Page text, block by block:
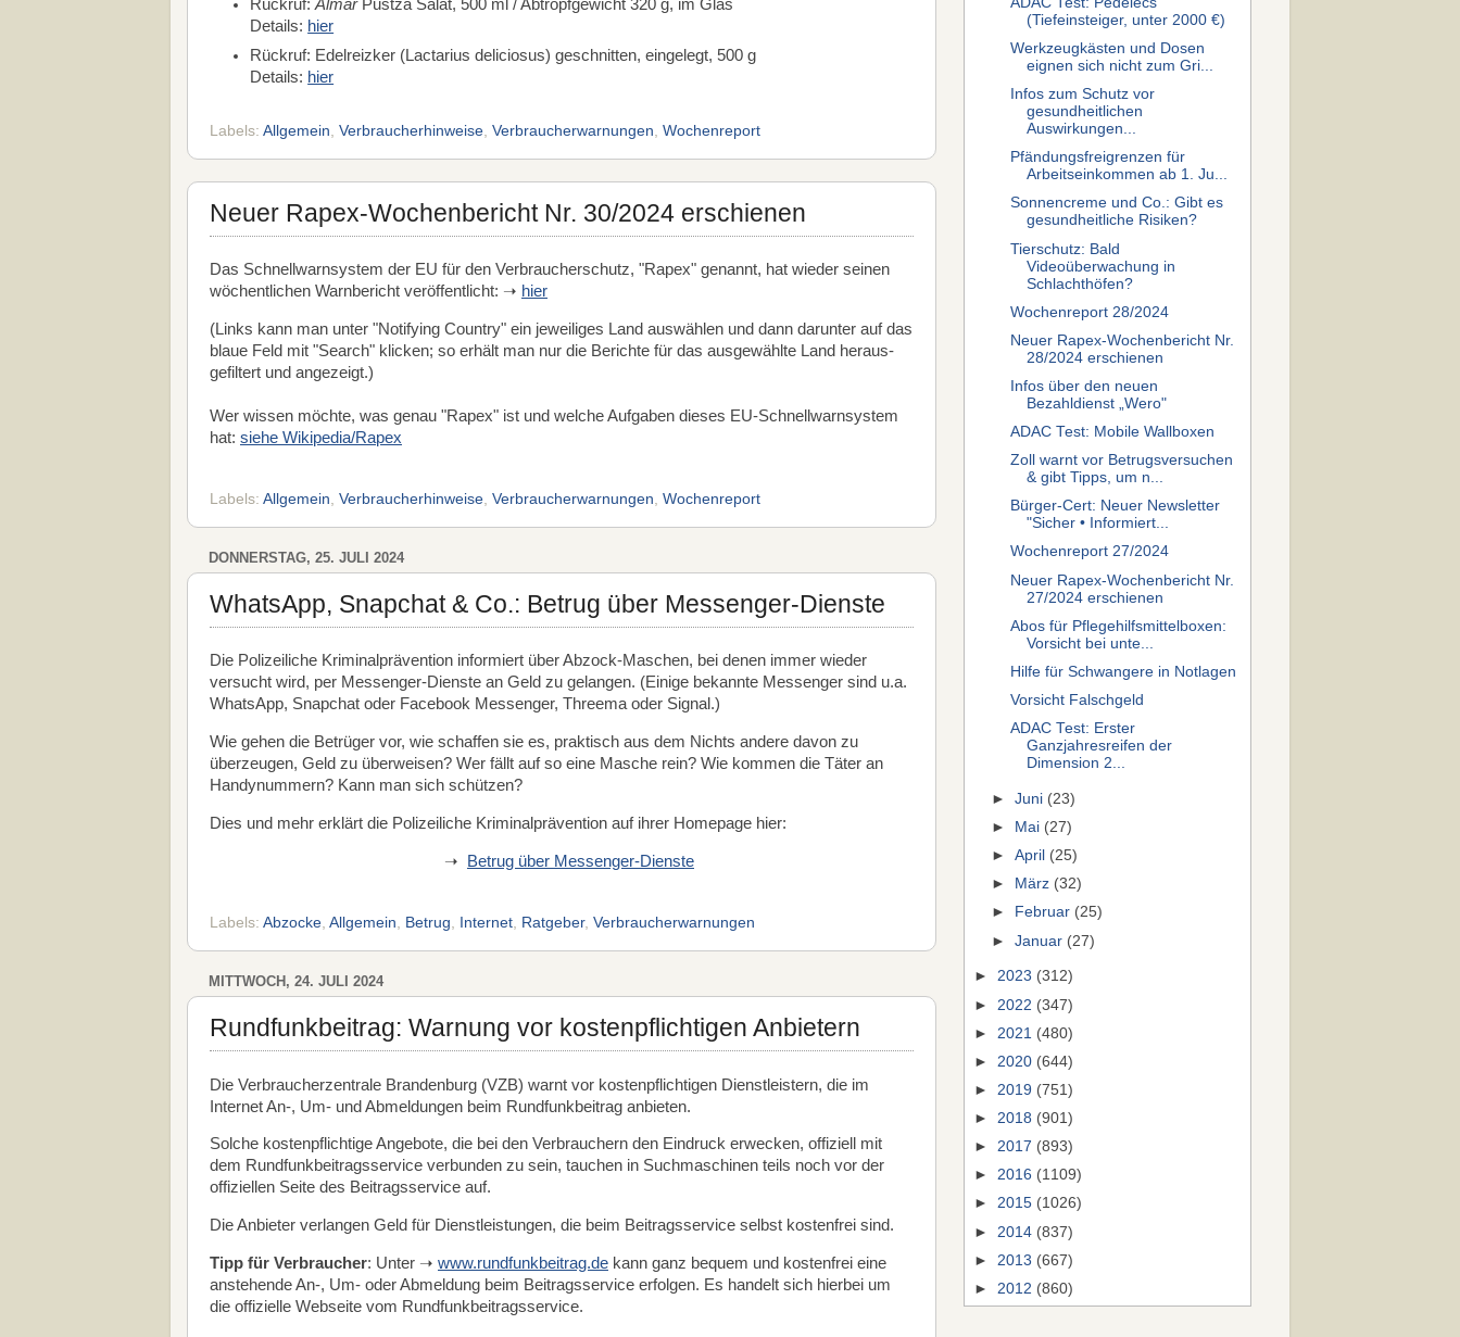
Rückruf:AlmarPustza Salat, 500 ml / Abtropfgewicht 320 g, im Glas
Details: hier
Rückruf: Edelreizker (Lactarius deliciosus) geschnitten, eingelegt, 500 g
Details: hier
Labels: Allgemein Verbraucherhinweise Verbraucherwarnungen Wochenreport
Neuer Rapex-Wochenbericht Nr. 30/2024 erschienen
Das Schnellwarnsystem der EU für den Verbraucherschutz, "Rapex" genannt, hat wieder seinen
wöchentlichen Warnbericht veröffentlicht: ➝ hier
(Links kann man unter "Notifying Country" ein jeweiliges Land auswählen und dann darunter auf das
blaue Feld mit "Search" klicken; so erhält man nur die Berichte für das ausgewählte Land heraus-
gefiltert und angezeigt.)
Wer wissen möchte, was genau "Rapex" ist und welche Aufgaben dieses EU-Schnellwarnsystem
hat: siehe Wikipedia/Rapex
Labels: Allgemein Verbraucherhinweise Verbraucherwarnungen Wochenreport
DONNERSTAG, 25. JULI 2024
WhatsApp, Snapchat & Co.: Betrug über Messenger-Dienste
Die Polizeiliche Kriminalprävention informiert über Abzock-Maschen, bei denen immer wieder
versucht wird, per Messenger-Dienste an Geld zu gelangen. (Einige bekannte Messenger sind u.a.
WhatsApp, Snapchat oder Facebook Messenger, Threema oder Signal.)
Wie gehen die Betrüger vor, wie schaffen sie es, praktisch aus dem Nichts andere davon zu
überzeugen, Geld zu überweisen? Wer fällt auf so eine Masche rein? Wie kommen die Täter an
Handynummern? Kann man sich schützen?
Dies und mehr erklärt die Polizeiliche Kriminalprävention auf ihrer Homepage hier:
➝ Betrug über Messenger-Dienste
Labels: Abzocke Allgemein Betrug Internet Ratgeber, Verbraucherwarnungen
MITTWOCH, 24. JULI 2024
Rundfunkbeitrag: Warnung vor kostenpflichtigen Anbietern
Die Verbraucherzentrale Brandenburg (VZB) warnt vor kostenpflichtigen Dienstleistern, die im
Internet An-, Um- und Abmeldungen beim Rundfunkbeitrag anbieten.
Solche kostenpflichtige Angebote, die bei den Verbrauchern den Eindruck erwecken, offiziell mit
dem Rundfunkbeitragsservice verbunden zu sein, tauchen in Suchmaschinen teils noch vor der
offiziellen Seite des Beitragsservice auf.
Die Anbieter verlangen Geld für Dienstleistungen, die beim Beitragsservice selbst kostenfrei sind.
Tipp für Verbraucher: Unter ➝ www.rundfunkbeitrag.de kann ganz bequem und kostenfrei eine
anstehende An-, Um- oder Abmeldung beim Beitragsservice erfolgen. Es handelt sich hierbei um
die offizielle Webseite vom Rundfunkbeitragsservice.
(Tiefeinsteiger, unter 2000 €)
Werkzeugkästen und Dosen
eignen sich nicht zum Gri...
Infos zum Schutz vor
gesundheitlichen
Auswirkungen...
Pfändungsfreigrenzen für
Arbeitseinkommen ab 1. Ju...
Sonnencreme und Co.: Gibt es
gesundheitliche Risiken?
Tierschutz: Bald
Videoüberwachung in
Schlachthöfen?
Wochenreport 28/2024
Neuer Rapex-Wochenbericht Nr.
28/2024 erschienen
Infos über den neuen
Bezahldienst „Wero"
ADAC Test: Mobile Wallboxen
Zoll warnt vor Betrugsversuchen
& gibt Tipps, um n...
Bürger-Cert: Neuer Newsletter
"Sicher • Informiert...
Wochenreport 27/2024
Neuer Rapex-Wochenbericht Nr.
27/2024 erschienen
Abos für Pflegehilfsmittelboxen:
Vorsicht bei unte...
Hilfe für Schwangere in Notlagen
Vorsicht Falschgeld
ADAC Test: Erster
Ganzjahresreifen der
Dimension 2...
►Juni (23)
►
Mai (27)
►April (25)
►
März (32)
►
Februar (25)
►Januar (27)
► 2023 (312)
► 2022 (347)
► 2021 (480)
► 2020 (644)
► 2019 (751)
► 2018 (901)
► 2017 (893)
► 2016 (1109)
► 2015 (1026)
► 2014 (837)
► 2013 (667)
► 2012 (860)